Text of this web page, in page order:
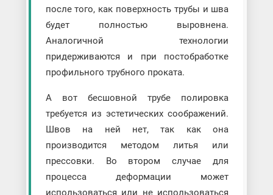
после того, как поверхность трубы и шва
будет полностью выровнена.
Аналогичной технологии
придерживаются и при постобработке
профильного трубного проката.
А вот бесшовной трубе полировка
требуется из эстетических соображений.
Швов на ней нет, так как она
производится методом литья или
прессовки. Во втором случае для
процесса деформации может